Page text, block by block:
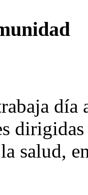
día
salud,